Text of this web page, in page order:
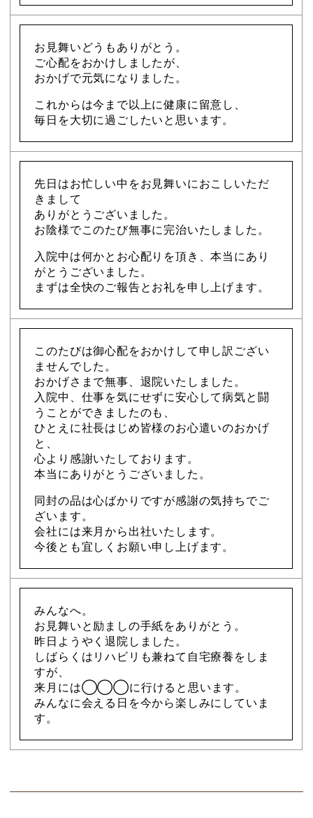
お見舞いどうもありがとう。
ご心配をおかけしましたが、
おかげで元気になりました。
これからは今まで以上に健康に留意し、
毎日を大切に過ごしたいと思います。
先日はお忙しい中をお見舞いにおこしいただ
きまして
ありがとうございました。
お陰様でこのたび無事に完治いたしました。
入院中は何かとお心配りを頂き、本当にあり
がとうございました。
まずは全快のご報告とお礼を申し上げます。
このたびは御心配をおかけして申し訳ござい
ませんでした。
おかげさまで無事、退院いたしました。
入院中、仕事を気にせずに安心して病気と闘
うことができましたのも、
ひとえに社長はじめ皆様のお心遣いのおかげ
と、
心より感謝いたしております。
本当にありがとうございました。
同封の品は心ばかりですが感謝の気持ちでご
ざいます。
会社には来月から出社いたします。
今後とも宜しくお願い申し上げます。
みんなへ。
お見舞いと励ましの手紙をありがとう。
昨日ようやく退院しました。
しばらくはリハビリも兼ねて自宅療養をしま
すが、
来月には◯◯◯に行けると思います。
みんなに会える日を今から楽しみにしていま
す。